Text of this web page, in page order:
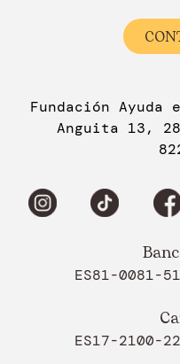
Fundación
Anguita 13,
ES81-0081-
ES17-2100-